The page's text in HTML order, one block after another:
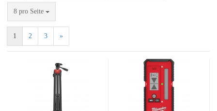
8 pro Seite
pro Seite
1 2 3 »